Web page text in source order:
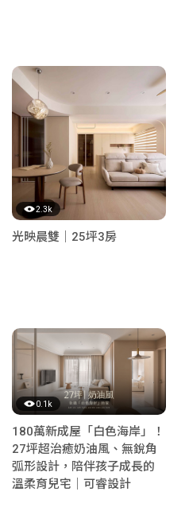
2.3k
光映晨雙｜25坪3房
0.1k
180萬新成屋「白色海岸」！
27坪超治癒奶油風、無銳角
弧形設計，陪伴孩子成長的
溫柔育兒宅｜可睿設計